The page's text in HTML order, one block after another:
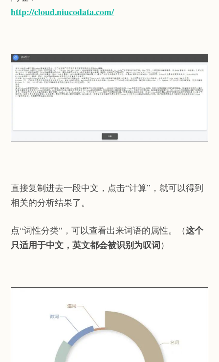
http://cloud.niucodata.com/
直接复制进去一段中文，点击“计算”，就可以得到
相关的分析结果了。
点“词性分类”，可以查看出来词语的属性。（这个
只适用于中文，英文都会被识别为叹词）